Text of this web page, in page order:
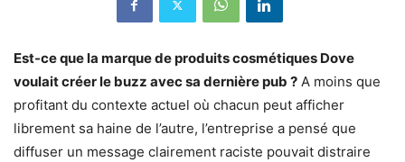
Est-ce que la marque de produits cosmétiques Dove
voulait créer le buzz avec sa dernière pub ? A moins que
profitant du contexte actuel où chacun peut afficher
librement sa haine de l’autre, l’entreprise a pensé que
diffuser un message clairement raciste pouvait distraire